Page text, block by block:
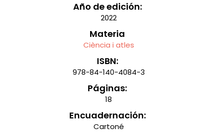
Año de edición:
2022
Materia
Ciència i atles
ISBN:
978-84-140-4084-3
Páginas:
18
Encuadernación:
Cartoné